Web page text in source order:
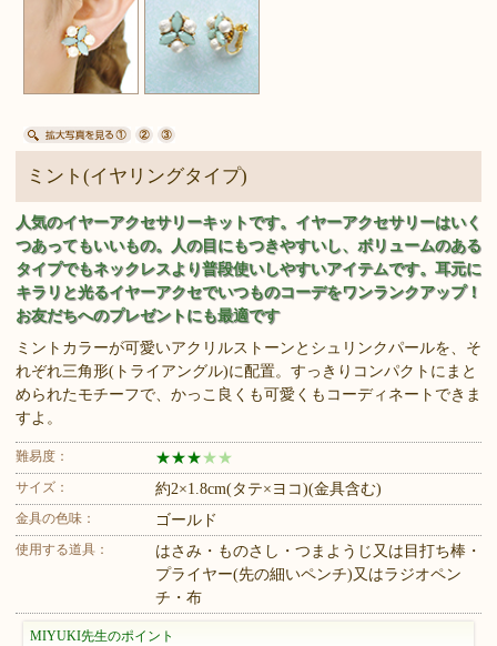
ミント(イヤリングタイプ)
人気のイヤーアクセサリーキットです。イヤーアクセサリーはいく
つあってもいいもの。人の目にもつきやすいし、ボリュームのある
タイプでもネックレスより普段使いしやすいアイテムです。耳元に
キラリと光るイヤーアクセでいつものコーデをワンランクアップ！
お友だちへのプレゼントにも最適です
ミントカラーが可愛いアクリルストーンとシュリンクパールを、そ
れぞれ三角形(トライアングル)に配置。すっきりコンパクトにまと
められたモチーフで、かっこ良くも可愛くもコーディネートできま
すよ。
難易度： ★★★ ★ ★
サイズ： 約2×1.8cm(タテ×ヨコ)(金具含む)
金具の色味： ゴールド
使用する道具：
はさみ・ものさし・つまようじ又は目打ち棒・
プライヤー(先の細いペンチ)又はラジオペン
チ・布
MIYUKI先生のポイント